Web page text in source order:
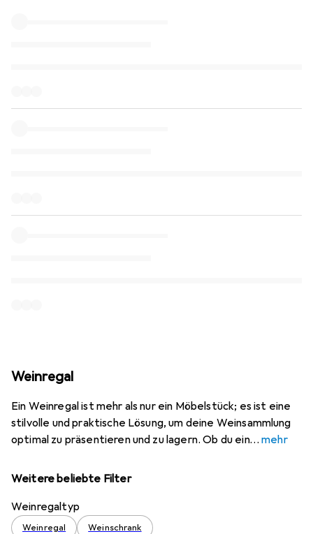
Weinregal
Ein Weinregal ist mehr als nur ein Möbelstück; es ist eine
stilvolle und praktische Lösung, um deine Weinsammlung
optimal zu präsentieren und zu lagern. Ob du ein
mehr
Weitere beliebte Filter
Weinregaltyp
Weinregal Weinschrank